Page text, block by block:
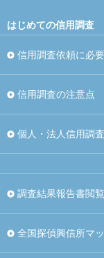
はじめての信用調査
信用調査依頼に必
信用調査の注意点
個人・法人信用調
調査結果報告書閲覧
全国探偵興信所マ